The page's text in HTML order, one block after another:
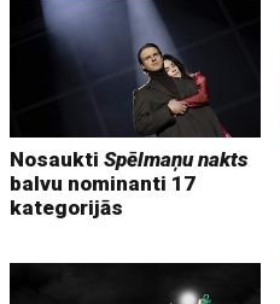
NosauktiSpēlmaņu nakts
balvu nominanti 17
kategorijās